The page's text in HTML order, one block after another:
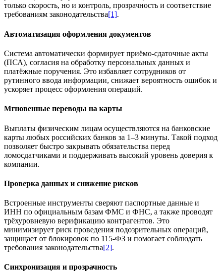
только скорость, но и контроль, прозрачность и соответствие
требованиям законодательства[1].
Автоматизация оформления документов
Система автоматически формирует приёмо-сдаточные акты
(ПСА), согласия на обработку персональных данных и
платёжные поручения. Это избавляет сотрудников от
рутинного ввода информации, снижает вероятность ошибок и
ускоряет процесс оформления операций.
Мгновенные переводы на карты
Выплаты физическим лицам осуществляются на банковские
карты любых российских банков за 1–3 минуты. Такой подход
позволяет быстро закрывать обязательства перед
ломосдатчиками и поддерживать высокий уровень доверия к
компании.
Проверка данных и снижение рисков
Встроенные инструменты сверяют паспортные данные и
ИНН по официальным базам ФМС и ФНС, а также проводят
трёхуровневую верификацию контрагентов. Это
минимизирует риск проведения подозрительных операций,
защищает от блокировок по 115-ФЗ и помогает соблюдать
требования законодательства[2].
Синхронизация и прозрачность